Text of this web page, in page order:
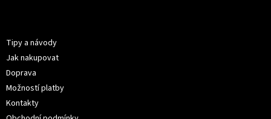
Tipy a návody
Jak nakupovat
Doprava
Možností platby
Kontakty